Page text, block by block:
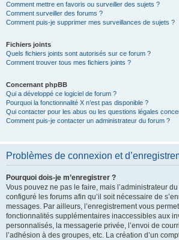
Comment mettre en favoris ou surveiller des sujets ?
Comment surveiller des forums ?
Comment puis-je supprimer mes surveillances de sujets ?
Fichiers joints
Quels fichiers joints sont autorisés sur ce forum ?
Comment trouver tous mes fichiers joints ?
Concernant phpBB
Qui a développé ce logiciel de forum ?
Pourquoi la fonctionnalité X n’est pas disponible ?
Qui contacter pour les abus ou les questions légales
Comment puis-je contacter un administrateur du forum ?
Problèmes de connexion et
Pourquoi dois-je m’enregistrer ?
Vous pouvez ne pas le faire, mais l’administrateur
configuré les forums afin qu’il soit nécessaire de
messages. Par ailleurs, l’enregistrement vous
fonctionnalités supplémentaires inaccessibles aux
personnalisés, la messagerie privée, l’envoi de
l’adhésion à des groupes, etc. La création d’un